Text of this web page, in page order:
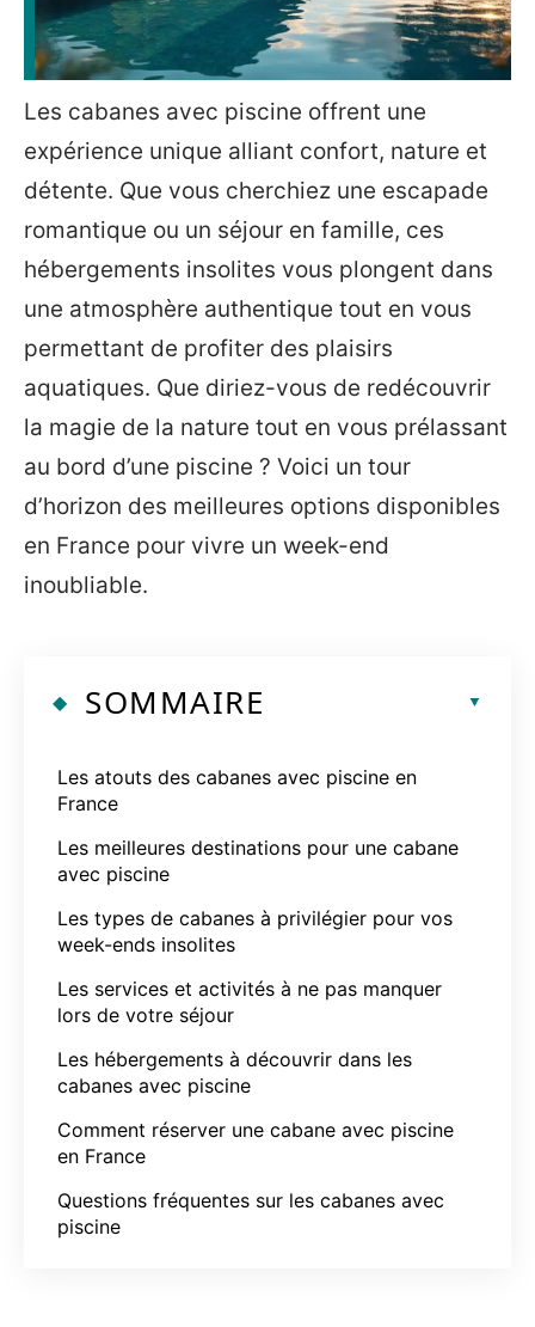
Les cabanes avec piscine offrent une
expérience unique alliant confort, nature et
détente. Que vous cherchiez une escapade
romantique ou un séjour en famille, ces
hébergements insolites vous plongent dans
une atmosphère authentique tout en vous
permettant de profiter des plaisirs
aquatiques. Que diriez-vous de redécouvrir
la magie de la nature tout en vous prélassant
au bord d’une piscine ? Voici un tour
d’horizon des meilleures options disponibles
en France pour vivre un week-end
inoubliable.
SOMMAIRE
Les atouts des cabanes avec piscine en
France
Les meilleures destinations pour une cabane
avec piscine
Les types de cabanes à privilégier pour vos
week-ends insolites
Les services et activités à ne pas manquer
lors de votre séjour
Les hébergements à découvrir dans les
cabanes avec piscine
Comment réserver une cabane avec piscine
en France
Questions fréquentes sur les cabanes avec
piscine